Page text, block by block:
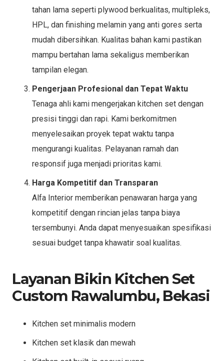
tahan lama seperti plywood berkualitas, multipleks,
HPL, dan finishing melamin yang anti gores serta
mudah dibersihkan. Kualitas bahan kami pastikan
mampu bertahan lama sekaligus memberikan
tampilan elegan.
Pengerjaan Profesional dan Tepat Waktu
Tenaga ahli kami mengerjakan kitchen set dengan
presisi tinggi dan rapi. Kami berkomitmen
menyelesaikan proyek tepat waktu tanpa
mengurangi kualitas. Pelayanan ramah dan
responsif juga menjadi prioritas kami.
Harga Kompetitif dan Transparan
Alfa Interior memberikan penawaran harga yang
kompetitif dengan rincian jelas tanpa biaya
tersembunyi. Anda dapat menyesuaikan spesifikasi
sesuai budget tanpa khawatir soal kualitas.
Layanan Bikin Kitchen Set
Custom Rawalumbu, Bekasi
Kitchen set minimalis modern
Kitchen set klasik dan mewah